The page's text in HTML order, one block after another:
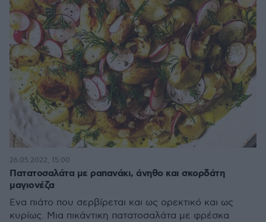
Πατατοσαλάτα με ραπανάκι, άνηθο και σκορδάτη
μαγιονέζα
Ένα πιάτο που σερβίρεται και ως ορεκτικό και ως
κυρίως. Μια πικάντικη πατατοσαλάτα με φρέσκα
26.05.2022, 15:00